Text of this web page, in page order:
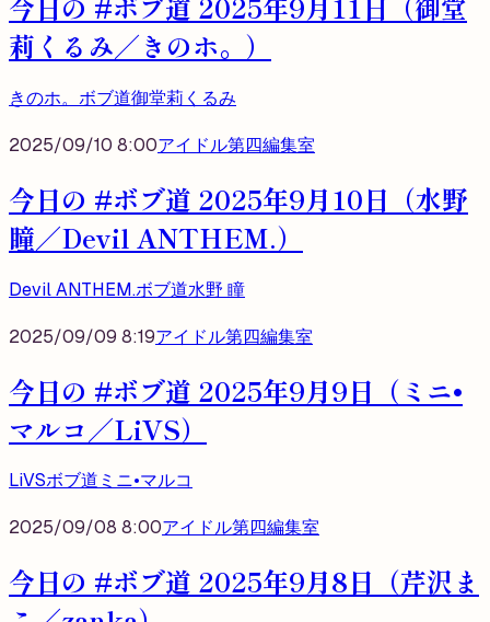
莉くるみ／きのホ。）
きのホ。 ボブ道御堂莉くるみ
2025/09/10 8:00アイドル第四編集室
今日の #ボブ道 2025年9月10日（水野
瞳／Devil ANTHEM.）
Devil ANTHEM.ボブ道水野 瞳
2025/09/09 8:19アイドル第四編集室
今日の #ボブ道 2025年9月9日（ミニ•
マルコ／LiVS）
LiVSボブ道 ミニ•マルコ
2025/09/08 8:00アイドル第四編集室
今日の #ボブ道 2025年9月8日（芹沢ま